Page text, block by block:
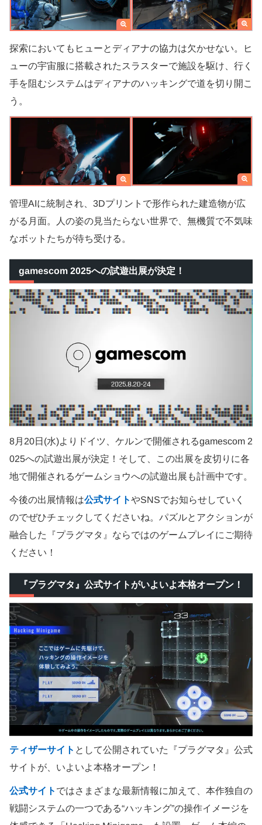
探索においてもヒューとディアナの協力は欠かせない。ヒ
ューの宇宙服に搭載されたスラスターで施設を駆け、行く
手を阻むシステムはディアナのハッキングで道を切り開こ
う。
管理AIに統制され、3Dプリントで形作られた建造物が広
がる月面。人の姿の見当たらない世界で、無機質で不気味
なボットたちが待ち受ける。
gamescom 2025への試遊出展が決定！
8月20日(水)よりドイツ、ケルンで開催されるgamescom 2
025への試遊出展が決定！そして、この出展を皮切りに各
地で開催されるゲームショウへの試遊出展も計画中です。
今後の出展情報は公式サイトやSNSでお知らせしていく
のでぜひチェックしてくださいね。パズルとアクションが
融合した『プラグマタ』ならではのゲームプレイにご期待
ください！
『プラグマタ』公式サイトがいよいよ本格オープン！
ティザーサイト として公開されていた『プラグマタ』公式
サイトが、いよいよ本格オープン！
公式サイト ではさまざまな最新情報に加えて、本作独自の
戦闘システムの一つである“ハッキング”の操作イメージを